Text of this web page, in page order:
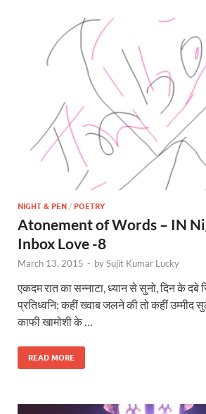
NIGHT & PEN / POETRY
Atonement of Words – IN
Inbox Love -8
March 13, 2015 - bySujit Kumar Lucky
एकदम रात का सन्नाटा, ध्यान से सुनो, दिन के दबे
प्रतिध्वनि; कहीं ख्वाब जलने की तो कहीं उम्मीद
काफी खामोशी के …
READ MORE